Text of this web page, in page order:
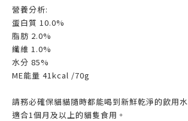
營養分析:
蛋白質 10.0%
脂肪 2.0%
纖維 1.0%
水分 85%
ME能量 41kcal /70g
請務必確保貓貓隨時都能喝到新鮮乾淨的飲用水
適合1個月及以上的貓隻食用。